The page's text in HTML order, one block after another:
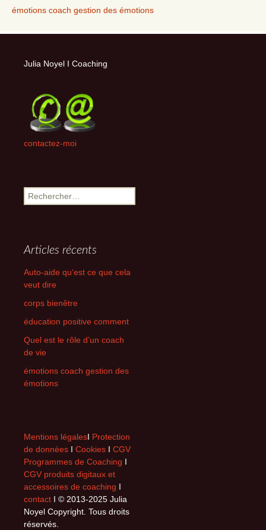
émotions coach gestion des émotions
Julia Noyel I Coaching
contactez-moi
Rechercher :
Articles récents
Auto-aide qu‘est ce que cela
veut dire
corps bienêtre
éducation positive comment
Quel est le rôle d’un coach
de vie
émotions coach gestion des
émotions
Mentions légalesI Protection
de données I Cookies I CGV
Programmes de Coaching I
CGV produits digitaux et
accessoires de coaching I
contact I © 2013-2025 Julia
Noyel Copyright. Tous droits
réservés.